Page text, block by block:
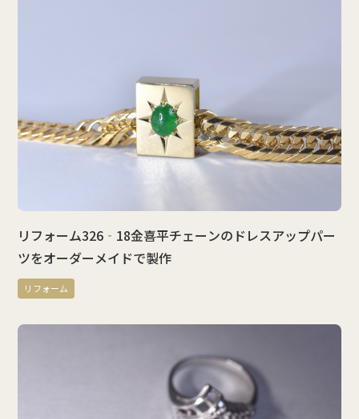
リフォーム326‐18金喜平チェーンのドレスアップパー
ツをオーダーメイドで製作
リフォーム